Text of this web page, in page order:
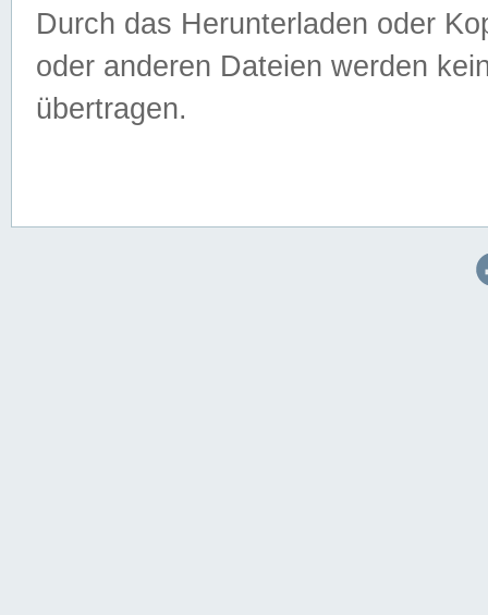
Durch das Herunterladen oder
oder anderen Dateien werden
übertragen.